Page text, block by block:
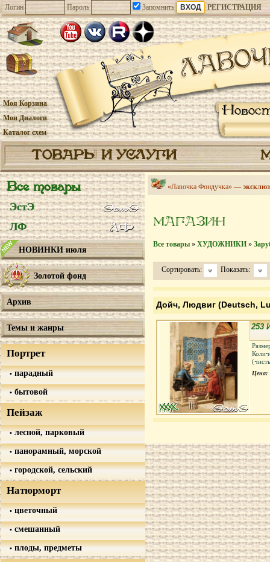
Логин Пароль Запомнить РЕГИСТРАЦИЯ
Моя Корзина
Мои Диалоги
Каталог схем
ТОВАРЫ И УСЛУГИ
Все товары
ЭстЭ
ЛФ
НОВИНКИ июля
Золотой фонд
Архив
Темы и жанры
Портрет
парадный
бытовой
Пейзаж
лесной, парковый
панорамный, морской
городской, сельский
Натюрморт
цветочный
смешанный
плоды, предметы
«Лавочка Фондучка» —
МАГАЗИН
Все товары » ХУДОЖНИКИ »
Сортировать: Показать:
Дойч, Людвиг (Deutsch,
253
Цена: